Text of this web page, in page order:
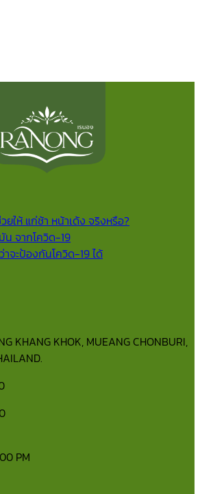
ให้ แก่ช้า หน้าเด้ง จริงหรือ?
น จากโควิด-19
จะป้องกันโควิด-19 ได้
KHANG KHOK, MUEANG CHONBURI,
PM